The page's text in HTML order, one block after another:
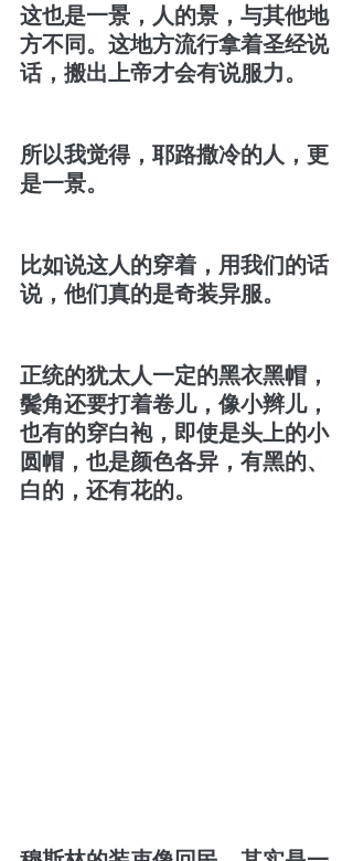
这也是一景，人的景，与其他地
方不同。这地方流行拿着圣经说
话，搬出上帝才会有说服力。
所以我觉得，耶路撒冷的人，更
是一景。
比如说这人的穿着，用我们的话
说，他们真的是奇装异服。
正统的犹太人一定的黑衣黑帽，
鬓角还要打着卷儿，像小辫儿，
也有的穿白袍，即使是头上的小
圆帽，也是颜色各异，有黑的、
白的，还有花的。